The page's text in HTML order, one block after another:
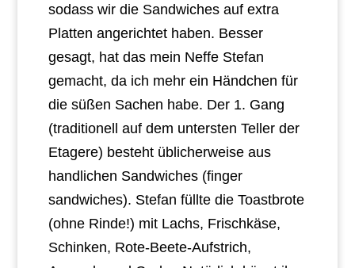
sodass wir die Sandwiches auf extra
Platten angerichtet haben. Besser
gesagt, hat das mein Neffe Stefan
gemacht, da ich mehr ein Händchen für
die süßen Sachen habe. Der 1. Gang
(traditionell auf dem untersten Teller der
Etagere) besteht üblicherweise aus
handlichen Sandwiches (finger
sandwiches). Stefan füllte die Toastbrote
(ohne Rinde!) mit Lachs, Frischkäse,
Schinken, Rote-Beete-Aufstrich,